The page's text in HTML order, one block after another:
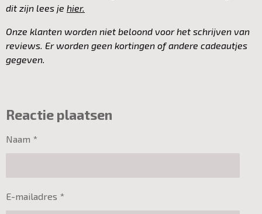
dit zijn lees je hier.
Onze klanten worden niet beloond voor het schrijven van
reviews. Er worden geen kortingen of andere cadeautjes
gegeven.
Reactie plaatsen
Naam *
E-mailadres *